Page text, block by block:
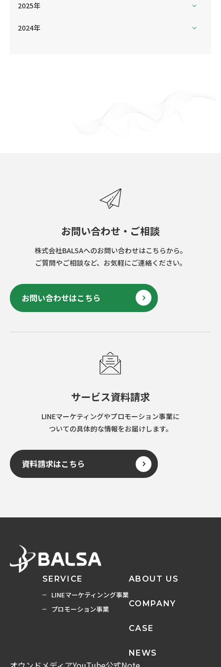
2025年
2024年
お問い合わせ・ご相談
株式会社BALSAへのお問い合わせはこちらから。
ご質問やご相談など、お気軽にご連絡ください。
お問い合わせはこちら
サービス資料請求
LINEマーケティングやプロモーション事業に
ついての具体的な情報をお届けします。
資料請求はこちら
SERVICE
LINEマーケティンング事業
プロモーション事業
ABOUT US
COMPANY
CASE
NEWS